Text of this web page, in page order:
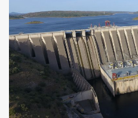
ACOMPANHAMENTO